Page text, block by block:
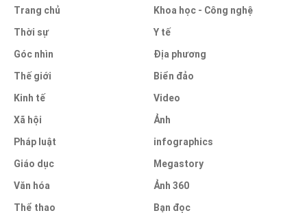
Trang chủ
Thời sự
Góc nhìn
Thế giới
Kinh tế
Xã hội
Pháp luật
Giáo dục
Văn hóa
Thể thao
Khoa học - Công nghệ
Y tế
Địa phương
Biển đảo
Video
Ảnh
infographics
Megastory
Ảnh 360
Bạn đọc